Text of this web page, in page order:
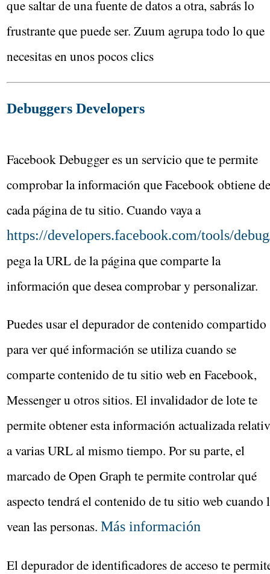
que saltar de una fuente de datos a otra, sabrás lo
frustrante que puede ser. Zuum agrupa todo lo que
necesitas en unos pocos clics
Debuggers Developers
Facebook Debugger es un servicio que te permite
comprobar la información que Facebook obtiene de
cada página de tu sitio. Cuando vaya a
https://developers.facebook.com/tools/
pega la URL de la página que comparte la
información que desea comprobar y personalizar.
Puedes usar el depurador de contenido compartido
para ver qué información se utiliza cuando se
comparte contenido de tu sitio web en Facebook,
Messenger u otros sitios. El invalidador de lote te
permite obtener esta información actualizada
a varias URL al mismo tiempo. Por su parte, el
marcado de Open Graph te permite controlar qué
aspecto tendrá el contenido de tu sitio web cuando
vean las personas. Más información
El depurador de identificadores de acceso te